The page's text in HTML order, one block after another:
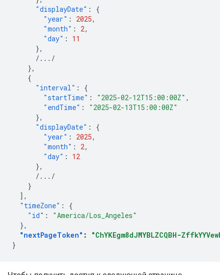
"displayDate" :
{
"year" : 2025,
"month" : 2,
"day" :
11
},
/.../
},
{
"interval" :
{
"startTime" : "2025-02-12T15:00:00Z" ,
"endTime" :
"2025-02-13T15:00:00Z"
},
"displayDate" :
{
"year" : 2025,
"month" : 2,
"day" :
12
},
/.../
}
],
"timeZone" :
{
"id" :
"America/Los_Angeles"
},
"nextPageToken" :
"ChYKEgm8dJMYBLZCQBH-
}